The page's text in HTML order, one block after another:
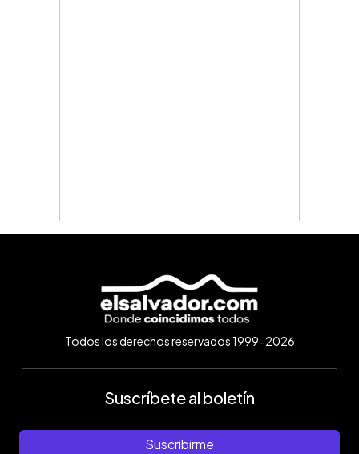
Todos los derechos reservados 1999-2026
Suscríbete al boletín
Suscribirme